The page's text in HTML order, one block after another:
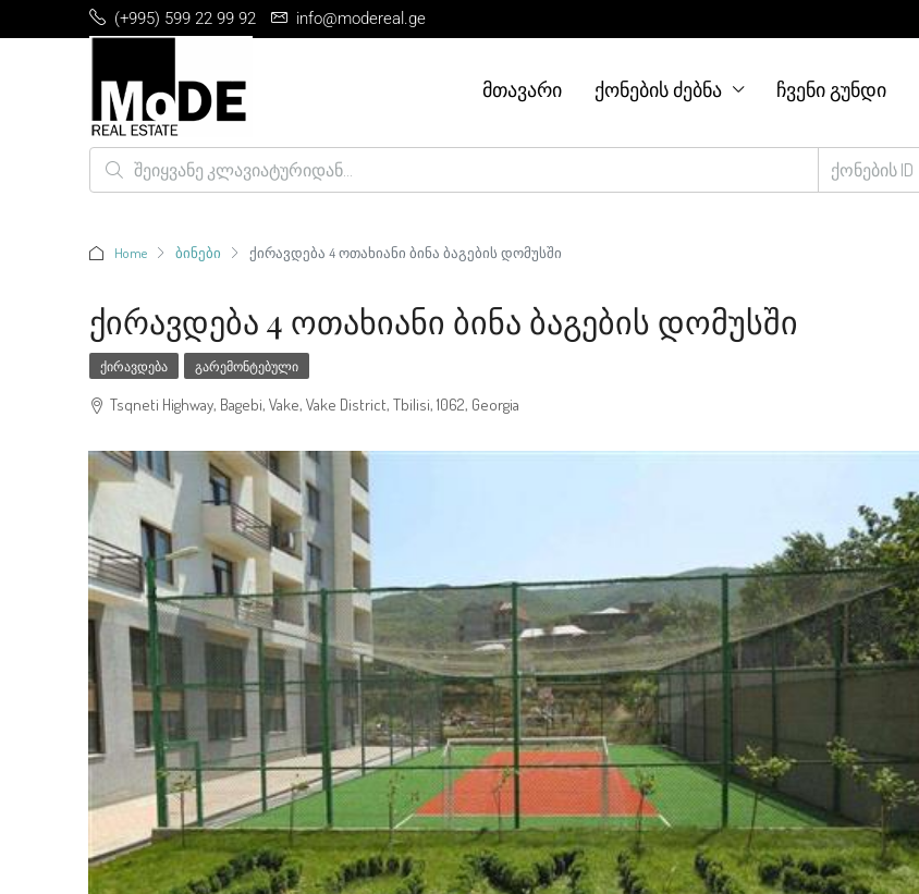
(+995) 599 22 99 92 info@modereal.ge
ᲛᲗᲐᲕᲐᲠᲘ ᲥᲝᲜᲔᲑᲘᲡ ᲫᲔᲑᲜᲐ ᲩᲕᲔᲜᲘ ᲒᲣᲜᲓᲘ
Home ბინები ქირავდება 4 ოთახიანი ბინა ბაგების დომუსში
Ქირავდება 4 Ოთახიანი Ბინა Ბაგების Დომუსში
ᲥᲘᲠᲐᲕᲓᲔᲑᲐ ᲒᲐᲠᲔᲛᲝᲜᲢᲔᲑᲣᲚᲘ
Tsqneti Highway, Bagebi, Vake, Vake District, Tbilisi, 1062, Georgia